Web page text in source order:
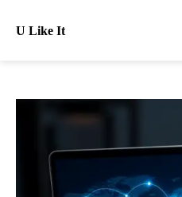
U Like It